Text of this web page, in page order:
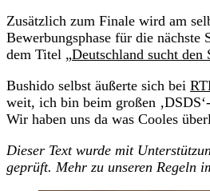
Zusätzlich zum Finale wird am
Bewerbungsphase für die
dem Titel „Deutschland sucht den
Bushido selbst äußerte sich bei
weit, ich bin beim großen
Wir haben uns da was Cooles
Dieser Text wurde mit
geprüft. Mehr zu unseren Regeln